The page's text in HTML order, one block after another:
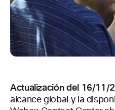
Actualización del 16/11/
alcance global y la